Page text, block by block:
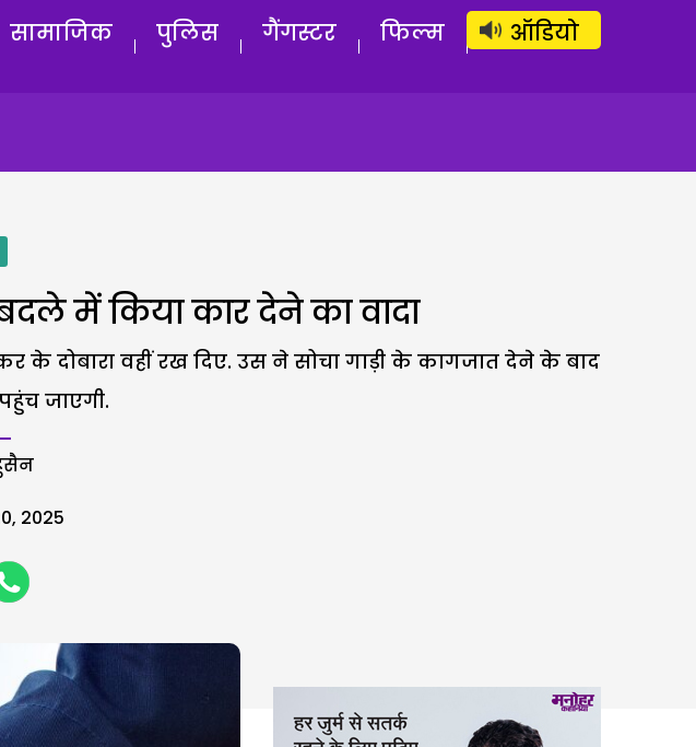
लॉग इन सब्सक्राइब करें
सामाजिक पुलिस गैंगस्टर फिल्म ऑडियो
में किया कार देने का वादा
दोबारा वहीं रख दिए. उस ने सोचा गाड़ी के कागजात देने के बाद
जाएगी.
2025